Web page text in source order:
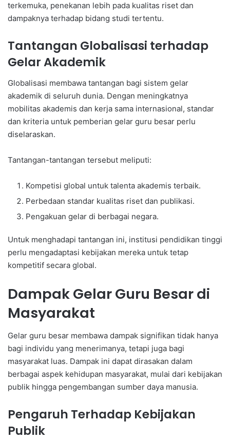
terkemuka, penekanan lebih pada kualitas riset dan
dampaknya terhadap bidang studi tertentu.
Tantangan Globalisasi terhadap
Gelar Akademik
Globalisasi membawa tantangan bagi sistem gelar
akademik di seluruh dunia. Dengan meningkatnya
mobilitas akademis dan kerja sama internasional, standar
dan kriteria untuk pemberian gelar guru besar perlu
diselaraskan.
Tantangan-tantangan tersebut meliputi:
Kompetisi global untuk talenta akademis terbaik.
Perbedaan standar kualitas riset dan publikasi.
Pengakuan gelar di berbagai negara.
Untuk menghadapi tantangan ini, institusi pendidikan tinggi
perlu mengadaptasi kebijakan mereka untuk tetap
kompetitif secara global.
Dampak Gelar Guru Besar di
Masyarakat
Gelar guru besar membawa dampak signifikan tidak hanya
bagi individu yang menerimanya, tetapi juga bagi
masyarakat luas. Dampak ini dapat dirasakan dalam
berbagai aspek kehidupan masyarakat, mulai dari kebijakan
publik hingga pengembangan sumber daya manusia.
Pengaruh Terhadap Kebijakan
Publik